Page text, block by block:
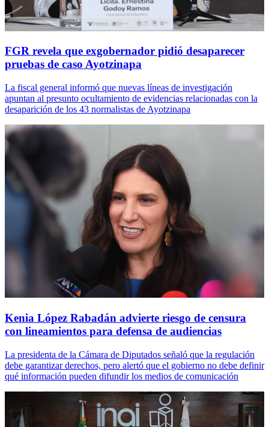
FGR revela que exgobernador pidió desaparecer
pruebas de caso Ayotzinapa
La fiscal general informó que nuevas líneas de investigación
apuntan al presunto ocultamiento de evidencias relacionadas con la
desaparición de los 43 normalistas de Ayotzinapa
Kenia López Rabadán advierte riesgo de censura
con lineamientos para defensa de audiencias
La presidenta de la Cámara de Diputados señaló que la regulación
debe garantizar derechos, pero alertó que el gobierno no debe definir
qué información pueden difundir los medios de comunicación